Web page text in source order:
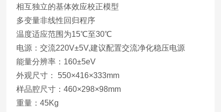
相互独立的基体效应校正模型
多变量非线性回归程序
温度适应范围为15℃至30℃
电源：交流220V±5V,建议配置交流净化稳压电源
能量分辨率：160±5eV
外观尺寸： 550×416×333mm
样品腔尺寸：460×298×98mm
重量：45Kg